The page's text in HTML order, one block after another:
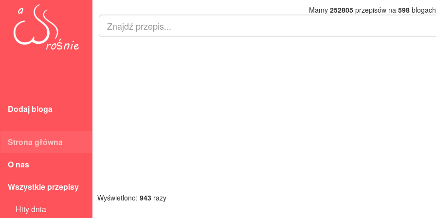
Dodaj bloga
Strona główna
O nas
Wszystkie przepisy
Hity dnia
Mamy 252805przepisów na 598
Wyświetlono: 943 razy